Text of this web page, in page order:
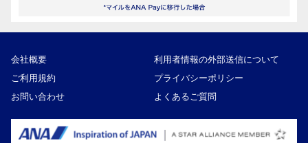
会社概要
利用者情報の外部送信について
ご利用規約
プライバシーポリシー
お問い合わせ
よくあるご質問